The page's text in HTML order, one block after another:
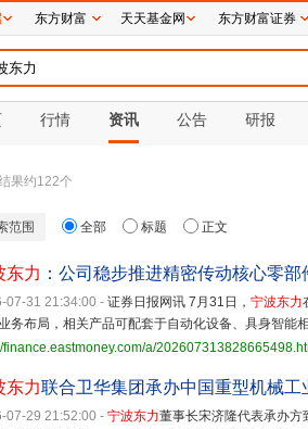
行情 资讯 公告 研报
果约122个
范围 全部 标题 正文
东力 ：公司稳步推进精密传动核心零
07-31 21:34:00 - 证券日报网讯 7月31日， 宁波东力
务布局，相关产品可配套于自动化设备、具身智能
finance.eastmoney.com/a/
东力联合卫华集团承办中国重型机械
07-29 21:52:00 - 宁波东力董事长宋济隆代表承办方
东方财富 天天基金网 东方财富证券